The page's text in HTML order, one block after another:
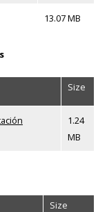
13.07 MB
Size
1.24
MB
Size